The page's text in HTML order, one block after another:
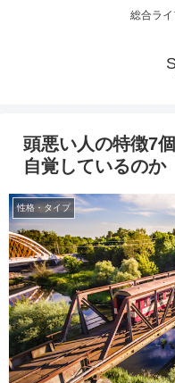
総合ラ
頭悪い人の特徴7
自覚しているのか
性格・タイプ